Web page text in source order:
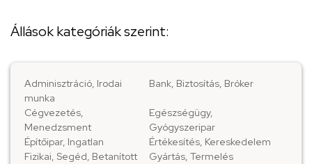
Állások kategóriák szerint:
Adminisztráció, Irodai
munka
Bank, Biztosítás, Bróker
Cégvezetés,
Menedzsment
Egészségügy,
Gyógyszeripar
Építőipar, Ingatlan
Értékesítés, Kereskedelem
Fizikai, Segéd, Betanított
Gyártás, Termelés